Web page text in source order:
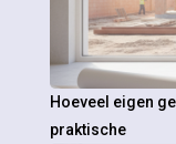
Hoeveel eigen
praktische